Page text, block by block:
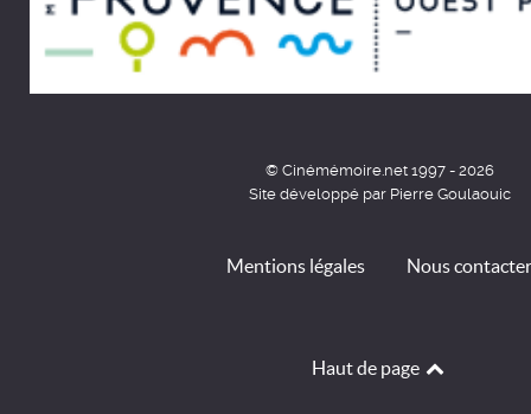
© Cinémémoire.net 1997 - 2026
Site développé par Pierre Goulaouic
Mentions légales Nous contacter
Haut de page